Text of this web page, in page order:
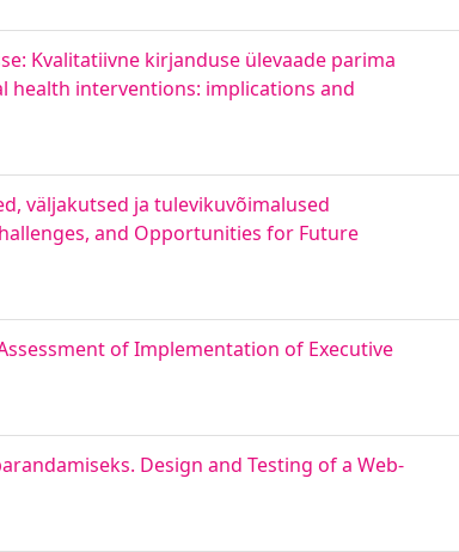
Kvalitatiivne kirjanduse ülevaade parima
health interventions: implications and
väljakutsed ja tulevikuvõimalused
and Opportunities for Future
of Implementation of Executive
Design and Testing of a Web-